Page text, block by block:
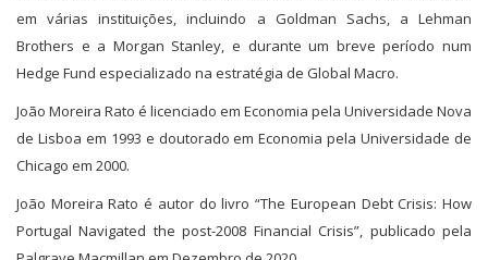
em várias instituições, incluindo a Goldman Sachs, a Lehman
Brothers e a Morgan Stanley, e durante um breve período num
Hedge Fund especializado na estratégia de Global Macro.
João Moreira Rato é licenciado em Economia pela Universidade Nova
de Lisboa em 1993 e doutorado em Economia pela Universidade de
Chicago em 2000.
João Moreira Rato é autor do livro “The European Debt Crisis: How
Portugal Navigated the post-2008 Financial Crisis”, publicado pela